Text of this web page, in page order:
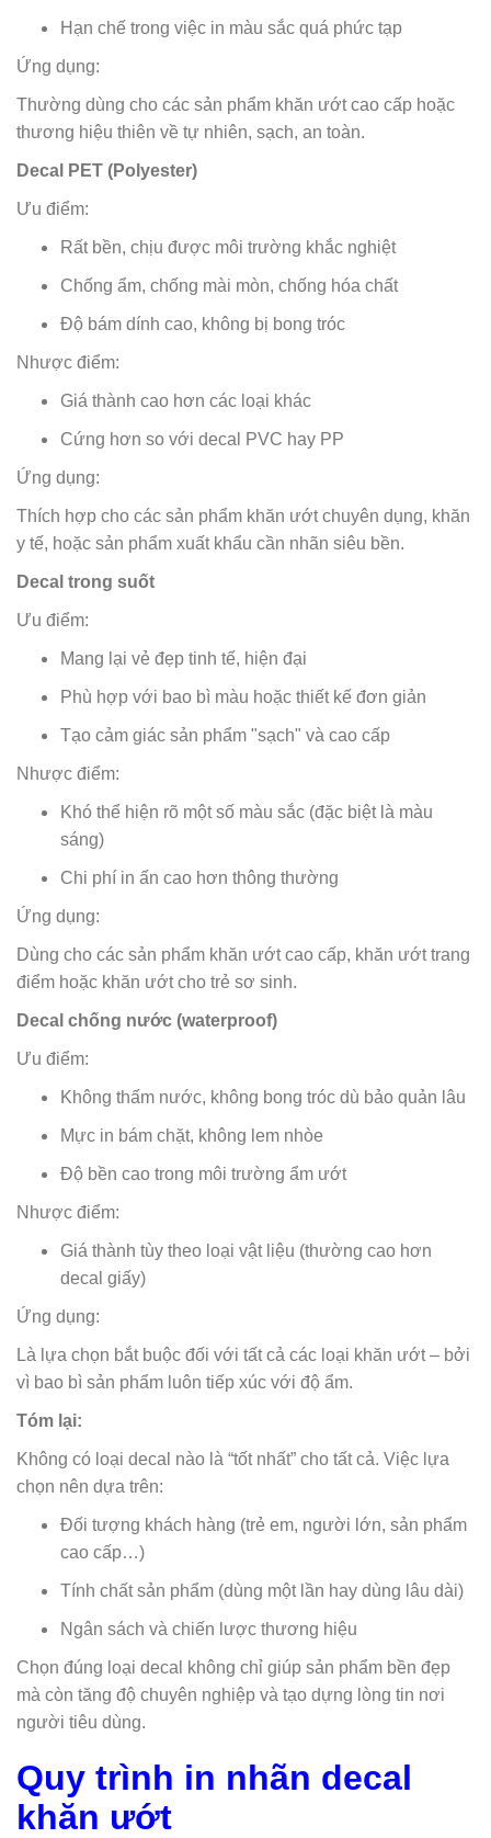
Hạn chế trong việc in màu sắc quá phức tạp
Ứng dụng:
Thường dùng cho các sản phẩm khăn ướt cao cấp hoặc
thương hiệu thiên về tự nhiên, sạch, an toàn.
Decal PET (Polyester)
Ưu điểm:
Rất bền, chịu được môi trường khắc nghiệt
Chống ẩm, chống mài mòn, chống hóa chất
Độ bám dính cao, không bị bong tróc
Nhược điểm:
Giá thành cao hơn các loại khác
Cứng hơn so với decal PVC hay PP
Ứng dụng:
Thích hợp cho các sản phẩm khăn ướt chuyên dụng, khăn
y tế, hoặc sản phẩm xuất khẩu cần nhãn siêu bền.
Decal trong suốt
Ưu điểm:
Mang lại vẻ đẹp tinh tế, hiện đại
Phù hợp với bao bì màu hoặc thiết kế đơn giản
Tạo cảm giác sản phẩm "sạch" và cao cấp
Nhược điểm:
Khó thể hiện rõ một số màu sắc (đặc biệt là màu
sáng)
Chi phí in ấn cao hơn thông thường
Ứng dụng:
Dùng cho các sản phẩm khăn ướt cao cấp, khăn ướt trang
điểm hoặc khăn ướt cho trẻ sơ sinh.
Decal chống nước (waterproof)
Ưu điểm:
Không thấm nước, không bong tróc dù bảo quản lâu
Mực in bám chặt, không lem nhòe
Độ bền cao trong môi trường ẩm ướt
Nhược điểm:
Giá thành tùy theo loại vật liệu (thường cao hơn
decal giấy)
Ứng dụng:
Là lựa chọn bắt buộc đối với tất cả các loại khăn ướt – bởi
vì bao bì sản phẩm luôn tiếp xúc với độ ẩm.
Tóm lại:
Không có loại decal nào là “tốt nhất” cho tất cả. Việc lựa
chọn nên dựa trên:
Đối tượng khách hàng (trẻ em, người lớn, sản phẩm
cao cấp…)
Tính chất sản phẩm (dùng một lần hay dùng lâu dài)
Ngân sách và chiến lược thương hiệu
Chọn đúng loại decal không chỉ giúp sản phẩm bền đẹp
mà còn tăng độ chuyên nghiệp và tạo dựng lòng tin nơi
người tiêu dùng.
Quy trình in nhãn decal
khăn ướt